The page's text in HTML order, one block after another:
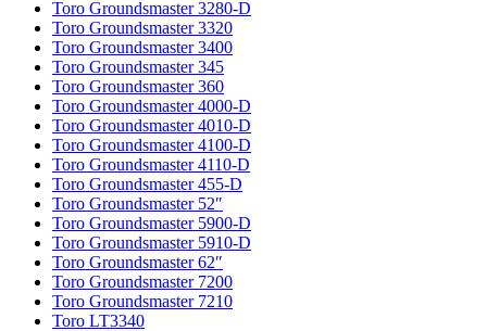
Toro Groundsmaster 3280-D
Toro Groundsmaster 3320
Toro Groundsmaster 3400
Toro Groundsmaster 345
Toro Groundsmaster 360
Toro Groundsmaster 4000-D
Toro Groundsmaster 4010-D
Toro Groundsmaster 4100-D
Toro Groundsmaster 4110-D
Toro Groundsmaster 455-D
Toro Groundsmaster 52″
Toro Groundsmaster 5900-D
Toro Groundsmaster 5910-D
Toro Groundsmaster 62″
Toro Groundsmaster 7200
Toro Groundsmaster 7210
Toro LT3340